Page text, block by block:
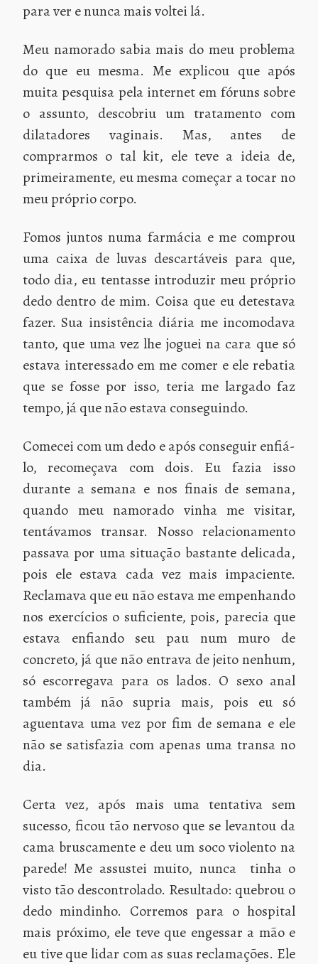
para ver e nunca mais voltei lá.
Meu namorado sabia mais do meu problema
do que eu mesma. Me explicou que após
muita pesquisa pela internet em fóruns sobre
o assunto, descobriu um tratamento com
dilatadores vaginais. Mas, antes de
comprarmos o tal kit, ele teve a ideia de,
primeiramente, eu mesma começar a tocar no
meu próprio corpo.
Fomos juntos numa farmácia e me comprou
uma caixa de luvas descartáveis para que,
todo dia, eu tentasse introduzir meu próprio
dedo dentro de mim. Coisa que eu detestava
fazer. Sua insistência diária me incomodava
tanto, que uma vez lhe joguei na cara que só
estava interessado em me comer e ele rebatia
que se fosse por isso, teria me largado faz
tempo, já que não estava conseguindo.
Comecei com um dedo e após conseguir enfiá-
lo, recomeçava com dois. Eu fazia isso
durante a semana e nos finais de semana,
quando meu namorado vinha me visitar,
tentávamos transar. Nosso relacionamento
passava por uma situação bastante delicada,
pois ele estava cada vez mais impaciente.
Reclamava que eu não estava me empenhando
nos exercícios o suficiente, pois, parecia que
estava enfiando seu pau num muro de
concreto, já que não entrava de jeito nenhum,
só escorregava para os lados. O sexo anal
também já não supria mais, pois eu só
aguentava uma vez por fim de semana e ele
não se satisfazia com apenas uma transa no
dia.
Certa vez, após mais uma tentativa sem
sucesso, ficou tão nervoso que se levantou da
cama bruscamente e deu um soco violento na
parede! Me assustei muito, nunca tinha o
visto tão descontrolado. Resultado: quebrou o
dedo mindinho. Corremos para o hospital
mais próximo, ele teve que engessar a mão e
eu tive que lidar com as suas reclamações. Ele